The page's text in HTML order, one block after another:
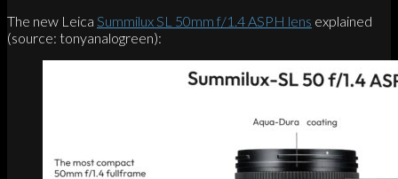
The new Leica Summilux SL 50mm f/1.4 ASPH lens explained
(source: tonyanalogreen):